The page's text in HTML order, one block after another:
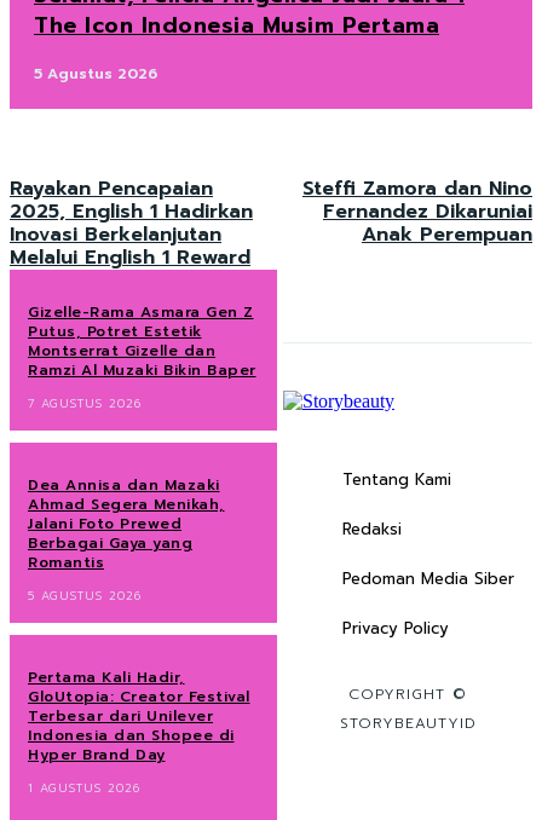
The Icon Indonesia Musim Pertama
5 Agustus 2026
Rayakan Pencapaian
2025, English 1 Hadirkan
Inovasi Berkelanjutan
Melalui English 1 Reward
Steffi Zamora dan Nino
Fernandez Dikaruniai
Anak Perempuan
Gizelle-Rama Asmara Gen Z
Putus, Potret Estetik
Montserrat Gizelle dan
Ramzi Al Muzaki Bikin Baper
7 AGUSTUS 2026
Dea Annisa dan Mazaki
Ahmad Segera Menikah,
Jalani Foto Prewed
Berbagai Gaya yang
Romantis
5 AGUSTUS 2026
Pertama Kali Hadir,
GloUtopia: Creator Festival
Terbesar dari Unilever
Indonesia dan Shopee di
Hyper Brand Day
1 AGUSTUS 2026
Tentang Kami
Redaksi
Pedoman Media Siber
Privacy Policy
COPYRIGHT ©
STORYBEAUTYID